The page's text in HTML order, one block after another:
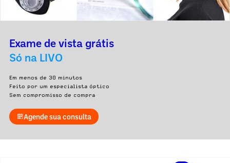
Exame de vista grátis
Só na LIVO
Em menos de 30 minutos
Feito por um especialista óptico
Sem compromisso de compra
Agende sua consulta